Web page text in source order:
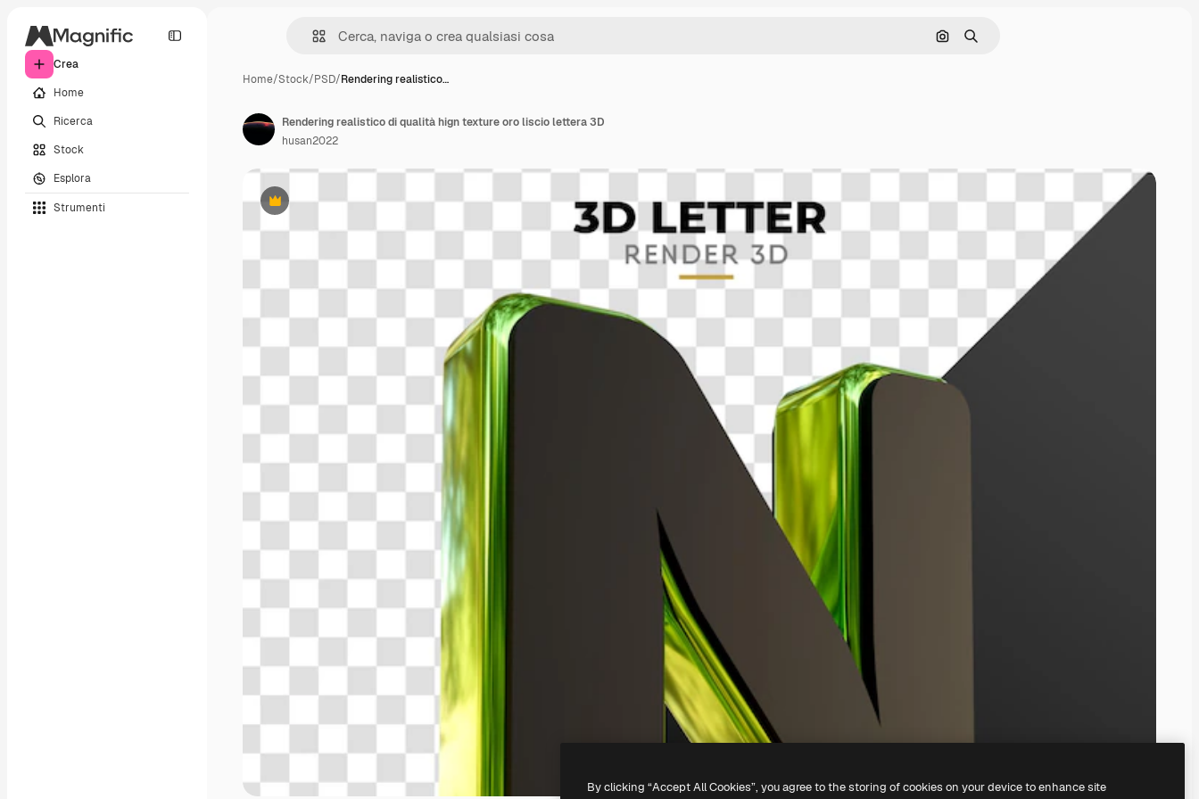
Crea
Home
Ricerca
Stock
Esplora
Strumenti
Cerca per immagine
Ricerca
Home/Stock/PSD/Rendering realistico…
Premium
Rendering realistico di qualità hign texture oro liscio lettera 3D
husan2022
By clicking “Accept All Cookies”, you agree to the storing of cookies on your device to enhance site